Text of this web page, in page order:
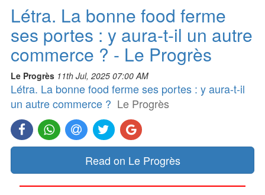
Létra. La bonne food ferme
ses portes : y aura-t-il un autre
commerce ? - Le Progrès
Le Progrès 11th Jul, 2025 07:00 AM
Létra. La bonne food ferme ses portes : y aura-t-il
un autre commerce ? Le Progrès
Read on Le Progrès